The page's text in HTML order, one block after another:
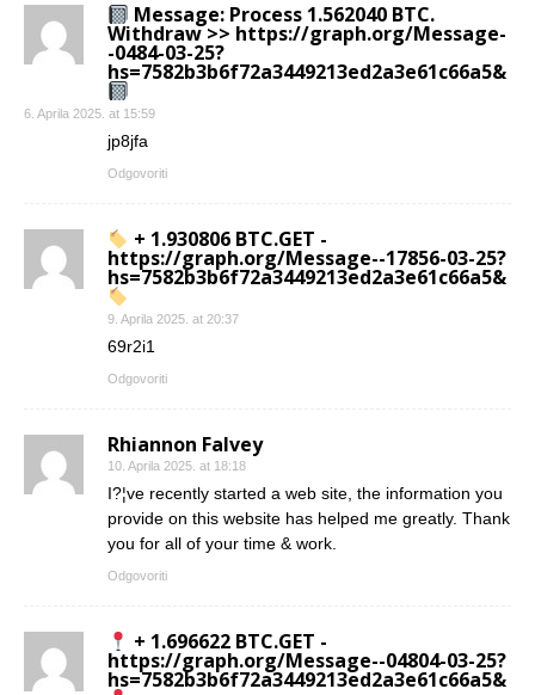
Message: Process 1.562040 BTC.
Withdraw >> https://graph.org/Message-
-0484-03-25?
hs=7582b3b6f72a3449213ed2a3e61c66a5&
6. Aprila 2025. at 15:59
jp8jfa
Odgovoriti
+ 1.930806 BTC.GET -
https://graph.org/Message--17856-03-25?
hs=7582b3b6f72a3449213ed2a3e61c66a5&
9. Aprila 2025. at 20:37
69r2i1
Odgovoriti
Rhiannon Falvey
10. Aprila 2025. at 18:18
I?¦ve recently started a web site, the information you
provide on this website has helped me greatly. Thank
you for all of your time & work.
Odgovoriti
+ 1.696622 BTC.GET -
https://graph.org/Message--04804-03-25?
hs=7582b3b6f72a3449213ed2a3e61c66a5&